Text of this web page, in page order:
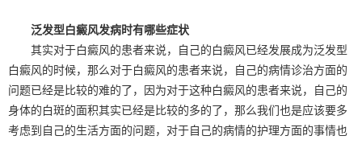
泛发型白癜风发病时有哪些症状
其实对于白癜风的患者来说，自己的白癜风已经发展成为泛发型
白癜风的时候，那么对于白癜风的患者来说，自己的病情诊治方面的
问题已经是比较的难的了，因为对于这种白癜风的患者来说，自己的
身体的白斑的面积其实已经是比较的多的了，那么我们也是应该要多
考虑到自己的生活方面的问题，对于自己的病情的护理方面的事情也